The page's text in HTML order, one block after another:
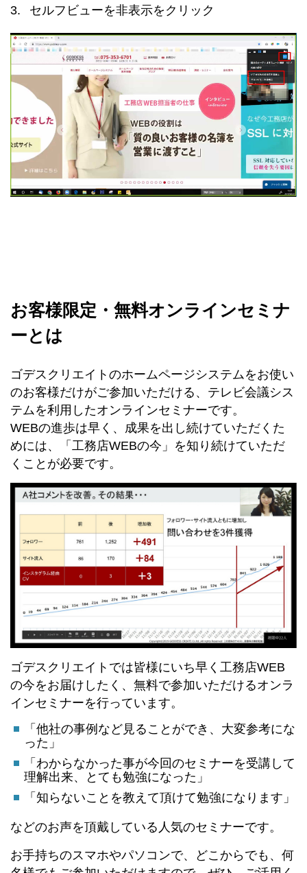
セルフビューを非表示をクリック
お客様限定・無料オンラインセミナ
ーとは
ゴデスクリエイトのホームページシステムをお使い
のお客様だけがご参加いただける、テレビ会議シス
テムを利用したオンラインセミナーです。
WEBの進歩は早く、成果を出し続けていただくた
めには、「工務店WEBの今」を知り続けていただ
くことが必要です。
ゴデスクリエイトでは皆様にいち早く工務店WEB
の今をお届けしたく、無料で参加いただけるオンラ
インセミナーを行っています。
「他社の事例など見ることができ、大変参考にな
った」
「わからなかった事が今回のセミナーを受講して
理解出来、とても勉強になった」
「知らないことを教えて頂けて勉強になります」
などのお声を頂戴している人気のセミナーです。
お手持ちのスマホやパソコンで、どこからでも、何